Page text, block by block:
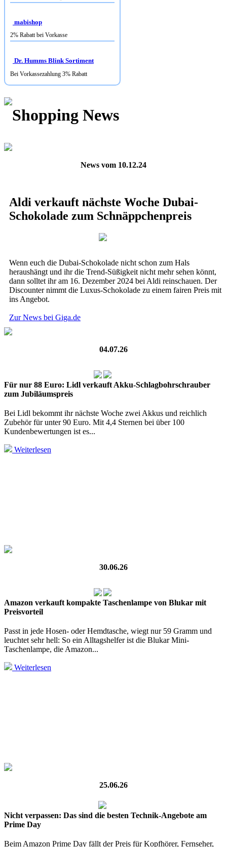
mabishop
2% Rabatt bei Vorkasse
Dr. Humms Blink Sortiment
Bei Vorkassezahlung 3% Rabatt
Shopping News
News vom 10.12.24
Aldi verkauft nächste Woche Dubai-
Schokolade zum Schnäppchenpreis
Wenn euch die Dubai-Schokolade nicht schon zum Hals
heraushängt und ihr die Trend-Süßigkeit nicht mehr sehen könnt,
dann solltet ihr am 16. Dezember 2024 bei Aldi reinschauen. Der
Discounter nimmt die Luxus-Schokolade zu einem fairen Preis mit
ins Angebot.
Zur News bei Giga.de
04.07.26
Für nur 88 Euro: Lidl verkauft Akku-Schlagbohrschrauber
zum Jubiläumspreis
Bei Lidl bekommt ihr nächste Woche zwei Akkus und reichlich
Zubehör für unter 90 Euro. Mit 4,4 Sternen bei über 100
Kundenbewertungen ist es...
Weiterlesen
30.06.26
Amazon verkauft kompakte Taschenlampe von Blukar mit
Preisvorteil
Passt in jede Hosen- oder Hemdtasche, wiegt nur 59 Gramm und
leuchtet sehr hell: So ein Alltagshelfer ist die Blukar Mini-
Taschenlampe, die Amazon...
Weiterlesen
25.06.26
Nicht verpassen: Das sind die besten Technik-Angebote am
Prime Day
Beim Amazon Prime Day fällt der Preis für Kopfhörer, Fernseher,